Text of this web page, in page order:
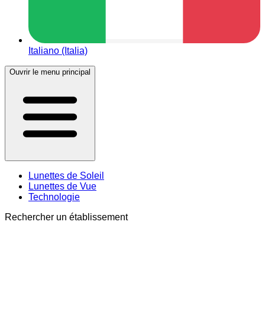
Italiano (Italia)
Ouvrir le menu principal
Lunettes de Soleil
Lunettes de Vue
Technologie
Rechercher un établissement